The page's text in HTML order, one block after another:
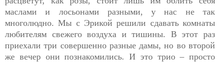
маслами и лосьонами разными, у нас не так
многолюдно. Мы с Эрикой решили сдавать комнаты
любителям свежего воздуха и тишины. В этот раз
приехали три совершенно разные дамы, но во второй
же вечер они познакомились. И это трио – просто